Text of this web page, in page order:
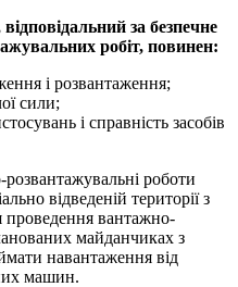
за безпечне
робіт, повинен:
і розвантаження;
сили;
і справність засобів
роботи
відведеній території з
проведення вантажно-
майданчиках з
навантаження від
машин.